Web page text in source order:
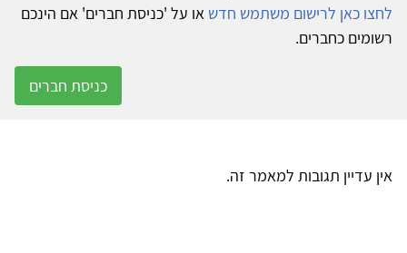
לחצו כאן לרישום משתמש חדש או על 'כניסת חברים' אם הינכם
רשומים כחברים.
כניסת חברים
אין עדיין תגובות למאמר זה.